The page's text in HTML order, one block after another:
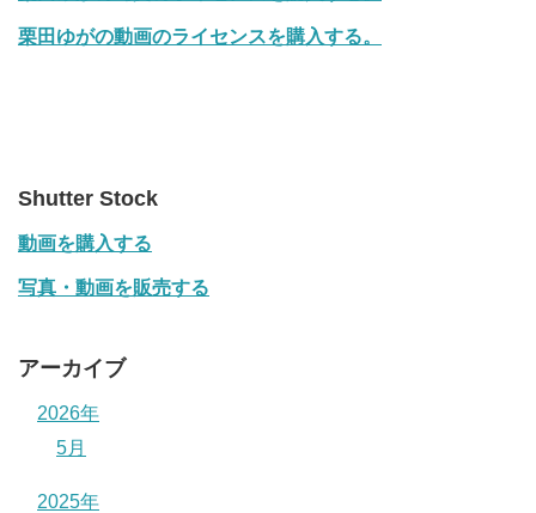
栗田ゆがの動画のライセンスを購入する。
Shutter Stock
動画を購入する
写真・動画を販売する
アーカイブ
2026年
5月
2025年